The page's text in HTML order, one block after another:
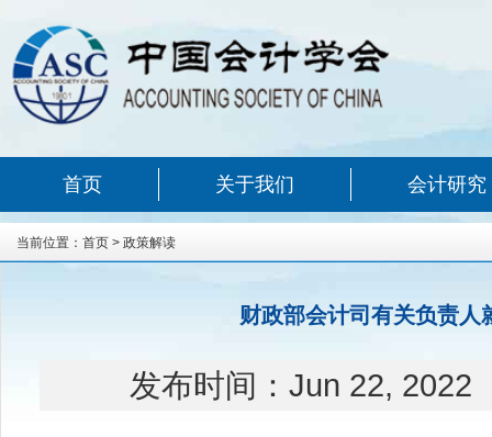
首页 关于我们 会计研究
当前位置： 首页 > 政策解读
财政部会计司有关负责人
发布时间： Jun 22, 2022